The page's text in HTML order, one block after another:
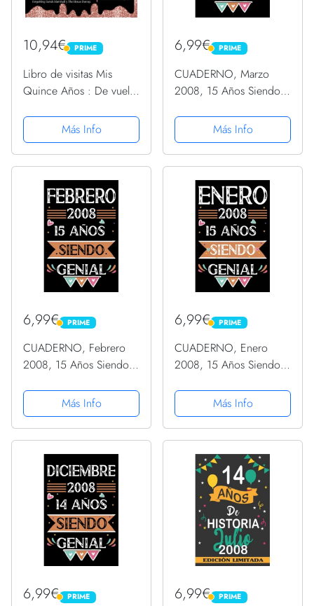
10,94€ PRIME
PRIME
Libro de visitas Mis
Quince Años : De vuelta
2008: Libro de firmas
con 120 páginas 8.5 x
8.5
Más Info
6,99€ PRIME
PRIME
CUADERNO, Marzo
2008, 15 Años Siendo
cuaderno, 110 páginas
de felicitaciones, idea
de regalo, regalo Para la
Más Info
6,99€ PRIME
PRIME
CUADERNO, Febrero
2008, 15 Años Siendo
cuaderno, 110 páginas
de felicitaciones, idea
de regalo, regalo Para la
Más Info
6,99€ PRIME
PRIME
CUADERNO, Enero
2008, 15 Años Siendo
cuaderno, 110 páginas
de felicitaciones, idea
de regalo, regalo Para la
Más Info
6,99€ PRIME
PRIME 6,99€ PRIME
PRIME